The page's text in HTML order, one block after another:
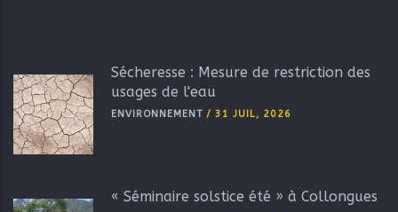
Sécheresse : Mesure de restriction des
usages de l'eau
ENVIRONNEMENT / 31 JUIL, 2026
« Séminaire solstice été » à Collongues